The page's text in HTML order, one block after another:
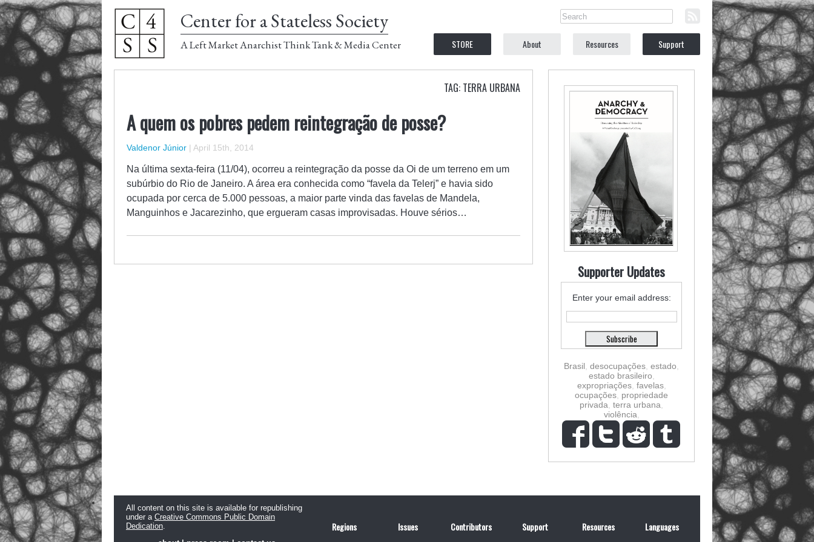
Center for a Stateless Society
A Left Market Anarchist Think Tank & Media Center STORE About Resources Support
TAG: TERRA URBANA
A quem os pobres pedem reintegração de posse?
Valdenor Júnior | April 15th, 2014
Na última sexta-feira (11/04), ocorreu a reintegração da posse da Oi de um terreno em um
subúrbio do Rio de Janeiro. A área era conhecida como “favela da Telerj” e havia sido
ocupada por cerca de 5.000 pessoas, a maior parte vinda das favelas de Mandela,
Manguinhos e Jacarezinho, que ergueram casas improvisadas. Houve sérios…
Supporter Updates
Enter your email address:
Brasil desocupações estado
estado brasileiro
expropriações, favelas,
ocupações propriedade
privada terra urbana
violência
All content on this site is available for republishing
under a Creative Commons Public Domain
Dedication.
Regions Issues Contributors Support Resources Languages